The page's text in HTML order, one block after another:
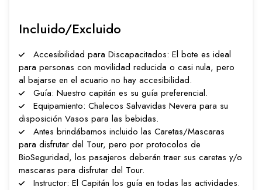
Incluido/Excluido
Accesibilidad para Discapacitados: El bote es ideal
para personas con movilidad reducida o casi nula, pero
al bajarse en el acuario no hay accesibilidad.
Guía: Nuestro capitán es su guía preferencial.
Equipamiento: Chalecos Salvavidas Nevera para su
disposición Vasos para las bebidas​​.
Antes brindábamos incluido las Caretas/Mascaras
para disfrutar del Tour, pero por protocolos de
BioSeguridad, los pasajeros deberán traer sus caretas y/o
mascaras para disfrutar del Tour.
Instructor: El Capitán los guía en todas las actividades.